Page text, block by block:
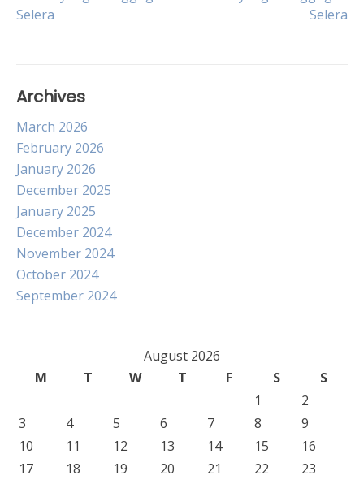
navigation
Selera
Selera
Archives
March 2026
February 2026
January 2026
December 2025
January 2025
December 2024
November 2024
October 2024
September 2024
August 2026
M
T W T F S
S
1
2
3
4 5 6 7 8
9
10
11 12 13 14 15
16
17
18 19 20 21 22
23